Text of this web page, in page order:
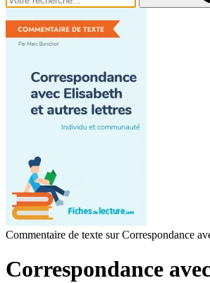
Commentaire de texte sur Correspondance
Correspondance